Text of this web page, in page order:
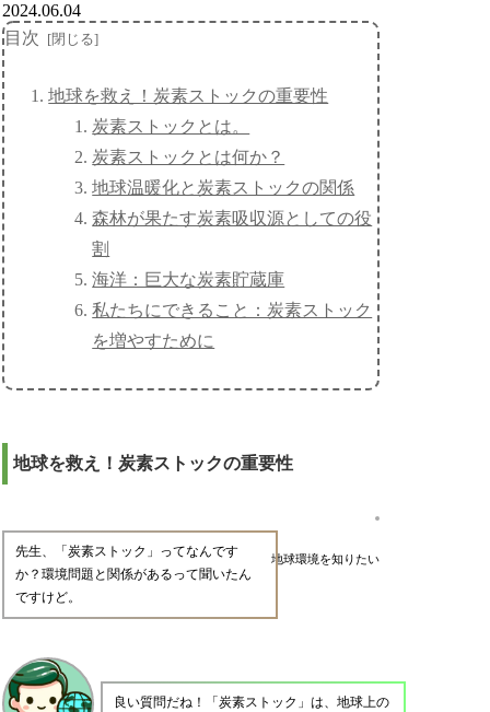
2024.06.04
目次
地球を救え！炭素ストックの重要性
炭素ストックとは。
炭素ストックとは何か？
地球温暖化と炭素ストックの関係
森林が果たす炭素吸収源としての役
割
海洋：巨大な炭素貯蔵庫
私たちにできること：炭素ストック
を増やすために
地球を救え！炭素ストックの重要性
地球環境を知りたい
先生、「炭素ストック」ってなんです
か？環境問題と関係があるって聞いたん
ですけど。
良い質問だね！「炭素ストック」は、地球上の